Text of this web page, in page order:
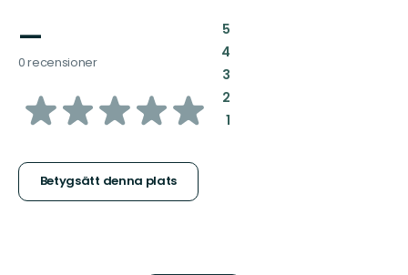
—
0 recensioner
av
stjärnor
Betygsätt denna plats
5:
4:
3:
2:
1: